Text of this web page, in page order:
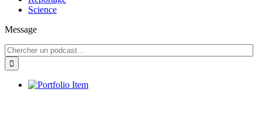
Science
Message